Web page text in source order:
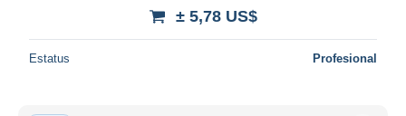
± 5,78 US$
Estatus Profesional